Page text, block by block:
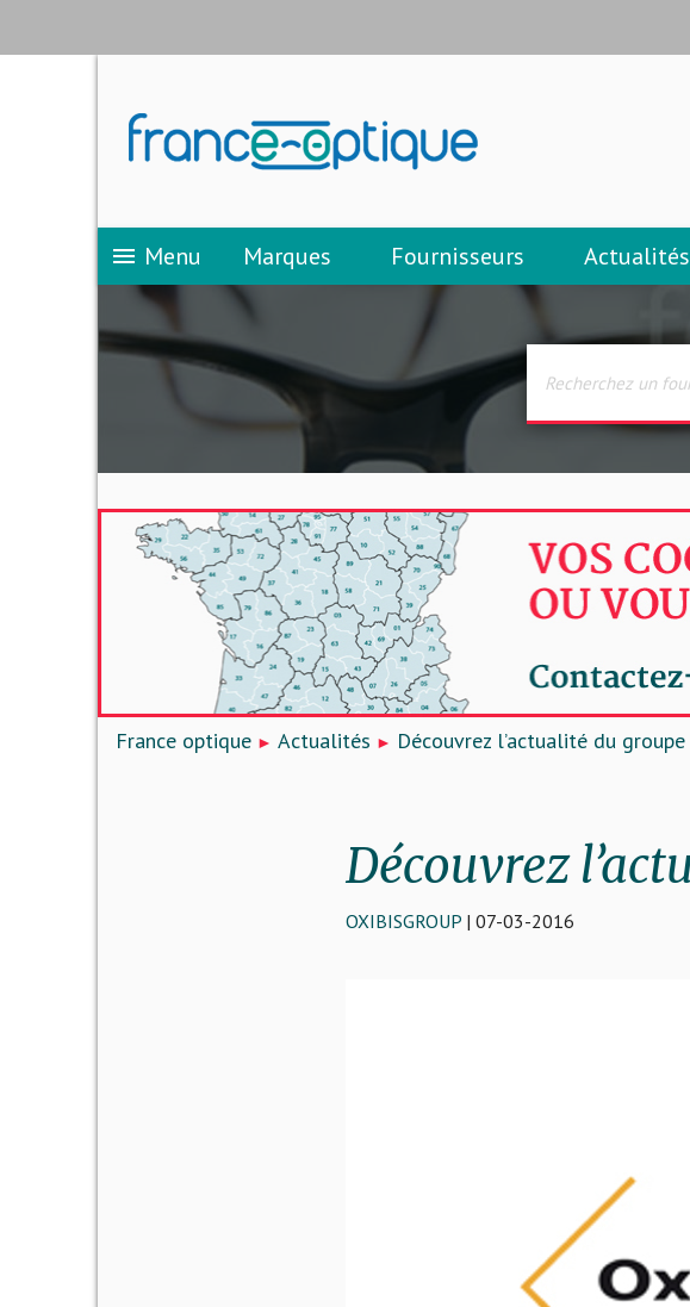
menu Menu Marques Fournisseurs Actualités
France optique Actualités Découvrez l’actualité du groupe
Découvrez
OXIBISGROUP| 07-03-2016